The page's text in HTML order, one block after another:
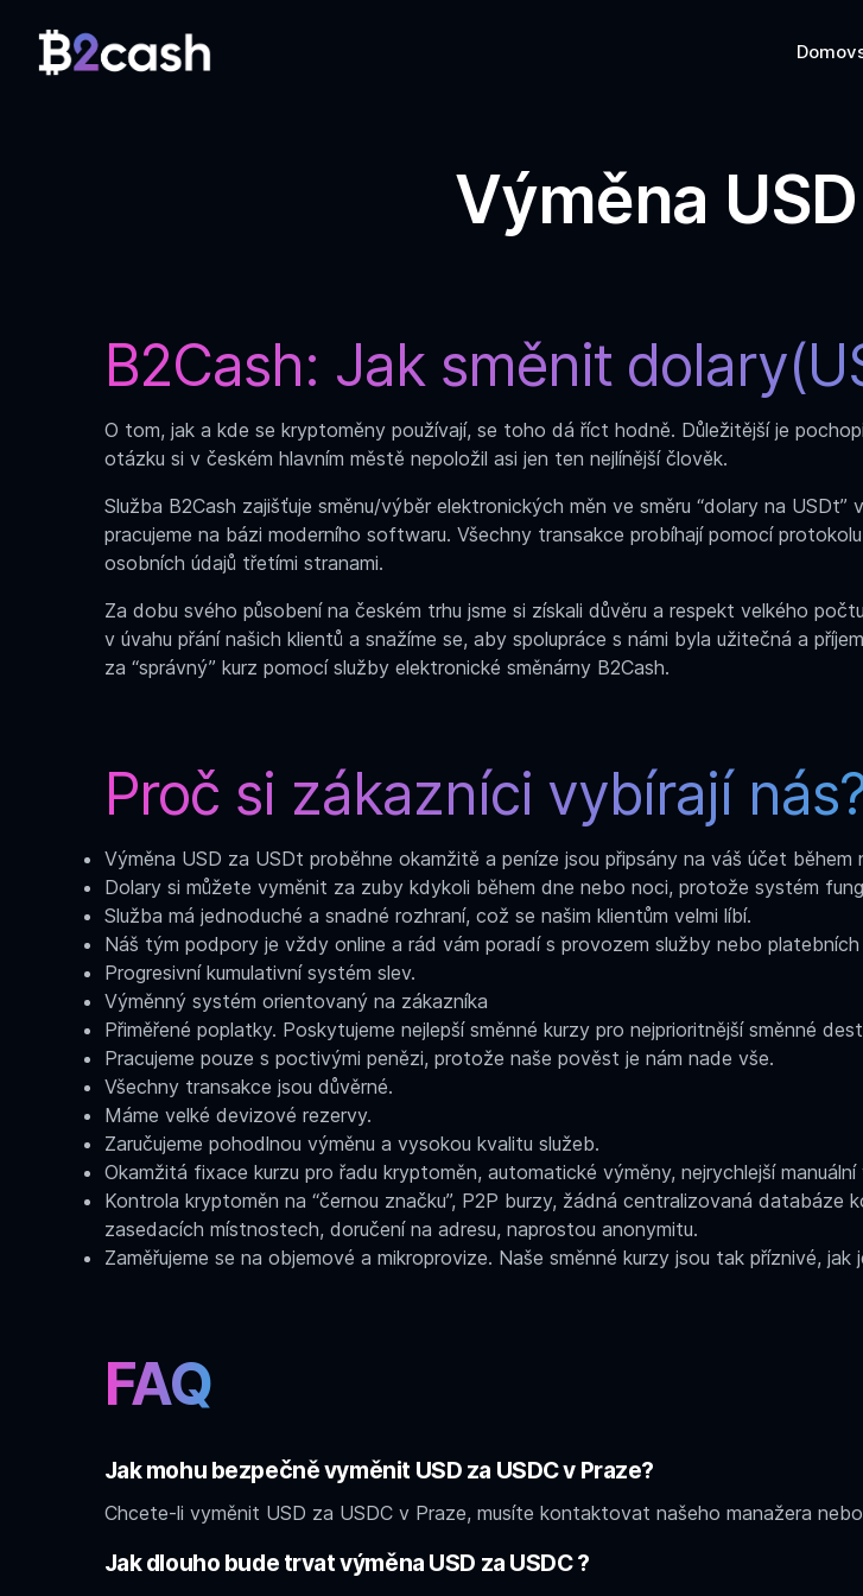
Výměna
B2Cash: Jak směnit
O tom, jak a kde se kryptoměny používají, se toho dá říct hodně. Důležitější je
otázku si v českém hlavním městě nepoložil asi jen ten nejlínější člověk.
Služba B2Cash zajišťuje směnu/výběr elektronických měn ve směru “dolary na USDt”
pracujeme na bázi moderního softwaru. Všechny transakce probíhají pomocí
osobních údajů třetími stranami.
Za dobu svého působení na českém trhu jsme si získali důvěru a respekt velkého
v úvahu přání našich klientů a snažíme se, aby spolupráce s námi byla užitečná a
za “správný” kurz pomocí služby elektronické směnárny B2Cash.
Proč si zákazníci vybírají
Výměna USD za USDt proběhne okamžitě a peníze jsou připsány na váš účet během
Dolary si můžete vyměnit za zuby kdykoli během dne nebo noci, protože systém
Služba má jednoduché a snadné rozhraní, což se našim klientům velmi líbí.
Náš tým podpory je vždy online a rád vám poradí s provozem služby nebo platebních
Progresivní kumulativní systém slev.
Výměnný systém orientovaný na zákazníka
Přiměřené poplatky. Poskytujeme nejlepší směnné kurzy pro nejprioritnější směnné
Pracujeme pouze s poctivými penězi, protože naše pověst je nám nade vše.
Všechny transakce jsou důvěrné.
Máme velké devizové rezervy.
Zaručujeme pohodlnou výměnu a vysokou kvalitu služeb.
Okamžitá fixace kurzu pro řadu kryptoměn, automatické výměny, nejrychlejší manuální
Kontrola kryptoměn na “černou značku”, P2P burzy, žádná centralizovaná databáze
zasedacích místnostech, doručení na adresu, naprostou anonymitu.
Zaměřujeme se na objemové a mikroprovize. Naše směnné kurzy jsou tak příznivé,
FAQ
Jak mohu bezpečně vyměnit USD za USDC v Praze?
Chcete-li vyměnit USD za USDC v Praze, musíte kontaktovat našeho manažera
Jak dlouho bude trvat výměna USD za USDC ?